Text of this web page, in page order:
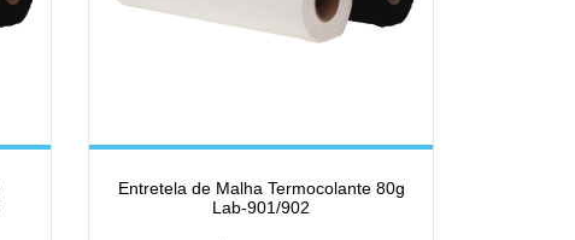
Entretela de Malha Termocolante 80g
Lab-901/902